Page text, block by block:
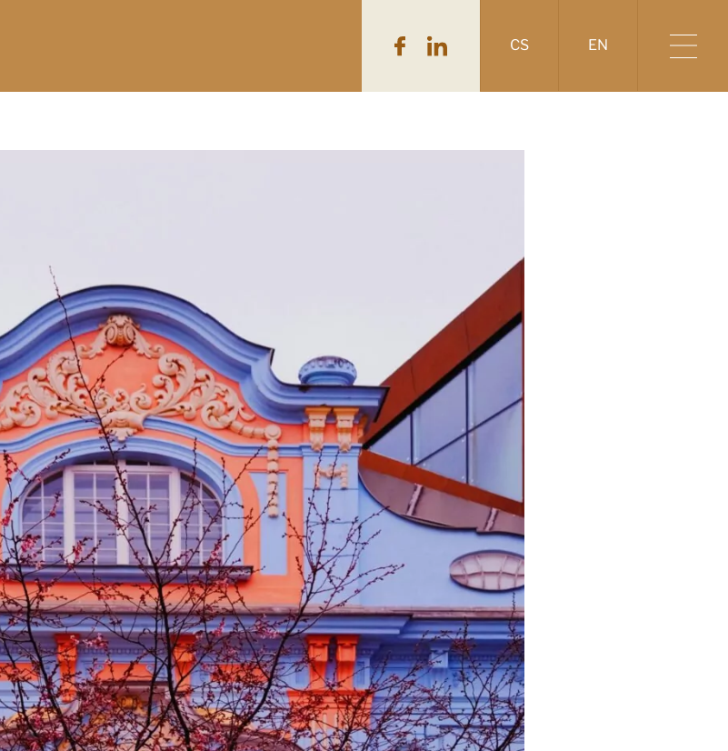
CS EN